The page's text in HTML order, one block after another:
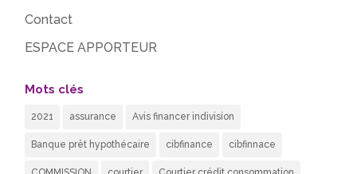
Contact
ESPACE APPORTEUR
Mots clés
2021 assurance Avis financer indivision
Banque prêt hypothécaire cibfinance cibfinnace